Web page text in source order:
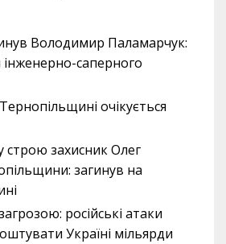
Володимир Паламарчук:
саперного
очікується
строю захисник Олег
загинув на
російські атаки
Україні мільярди